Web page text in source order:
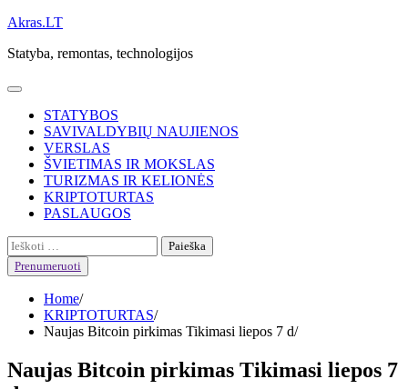
Skip
content
Akras.LT
Statyba, remontas, technologijos
STATYBOS
SAVIVALDYBIŲ NAUJIENOS
VERSLAS
ŠVIETIMAS IR MOKSLAS
TURIZMAS IR KELIONĖS
KRIPTOTURTAS
PASLAUGOS
Ieškoti:
Prenumeruoti
Home
KRIPTOTURTAS
Naujas Bitcoin pirkimas Tikimasi liepos 7 d
Naujas Bitcoin pirkimas Tikimasi liepos 7